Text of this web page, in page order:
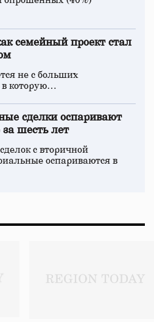
семейный проект стал
не с больших
в которую…
сделки оспаривают
шесть лет
с вторичной
оспариваются в